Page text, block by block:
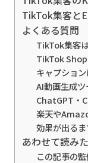
TikTok集客と
よくある質問
TikTok集客
TikTok
キャプショ
AI動画生成
ChatGPT・
楽天や
効果が出る
あわせて読み
この記事の